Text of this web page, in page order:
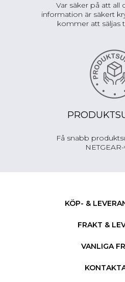
Var säker på att all
information är säkert
kommer att säljas
Få snabb
KÖP- &
FRAKT &
VANLIGA